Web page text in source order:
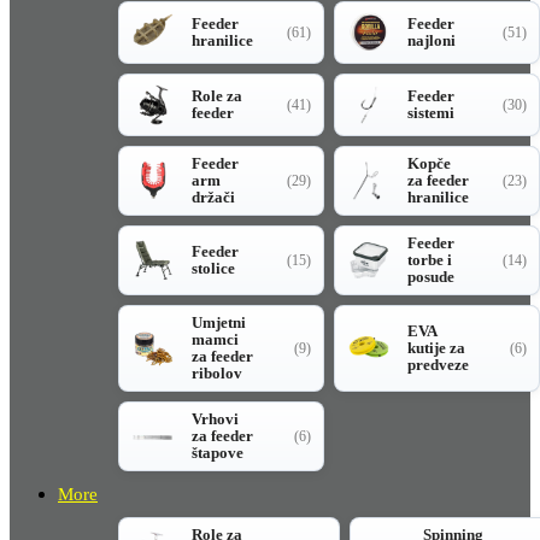
Feeder
hranilice
(61)
Feeder
najloni
(51)
Role za
feeder
(41)
Feeder
sistemi
(30)
Feeder
arm
držači
(29)
Kopče
za feeder
hranilice
(23)
Feeder
stolice
(15)
Feeder
torbe i
posude
(14)
Umjetni
mamci
za feeder
ribolov
(9)
EVA
kutije za
predveze
(6)
Vrhovi
za feeder
štapove
(6)
More
Role za
Spinning